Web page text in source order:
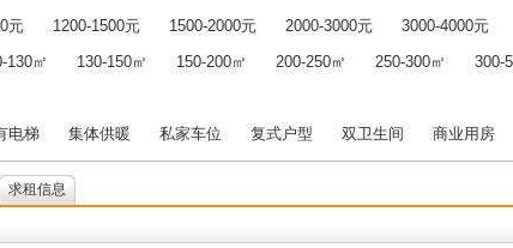
元 1200-1500元 1500-2000元 2000-3000元 3000-4000元
130㎡ 130-150㎡ 150-200㎡ 200-250㎡ 250-300㎡ 300-
电梯 集体供暖 私家车位 复式户型 双卫生间 商业用房
求租信息